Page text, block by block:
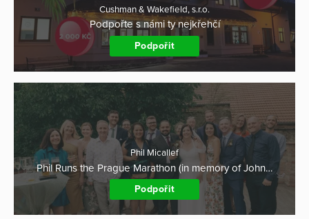
Cushman & Wakefield, s.r.o.
Podpořte s námi ty nejkřehčí
Podpořit
Phil Micallef
Phil Runs the Prague Marathon (in memory of John…
Podpořit